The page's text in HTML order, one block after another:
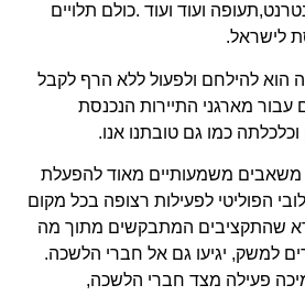
ועוד ועוד .כולם תלויים
לישראל.
הוא להילחם ולפעול ללא הרף לקבל
מארגני התיירות הנכנסת
כמו גם טובתנו אנו.
משמעותיים מאוד להפעלת
הפוליטי לפעילות רצופה בכל מקום
שהתקציבים המתבקשים מתוך מה
למשק, יגיעו גם אל חברי הלשכה.
פעילה מצד חברי הלשכה,